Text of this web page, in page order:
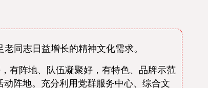
同志日益增长的精神文化需求。
有阵地、队伍凝聚好，有特色、品牌示范
阵地。充分利用党群服务中心、综合文